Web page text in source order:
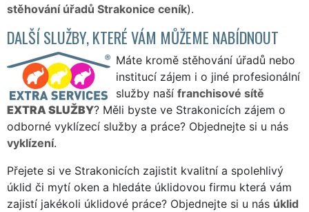
stěhování úřadů Strakonice ceník).
DALŠÍ SLUŽBY, KTERÉ VÁM MŮŽEME NABÍDNOUT
Máte kromě stěhování úřadů nebo
institucí zájem i o jiné profesionální
služby naší franchisové sítě
EXTRA SLUŽBY? Měli byste ve Strakonicích zájem o
odborné vyklízecí služby a práce? Objednejte si u nás
vyklízení.
Přejete si ve Strakonicích zajistit kvalitní a spolehlivý
úklid či mytí oken a hledáte úklidovou firmu která vám
zajistí jakékoli úklidové práce? Objednejte si u nás úklid